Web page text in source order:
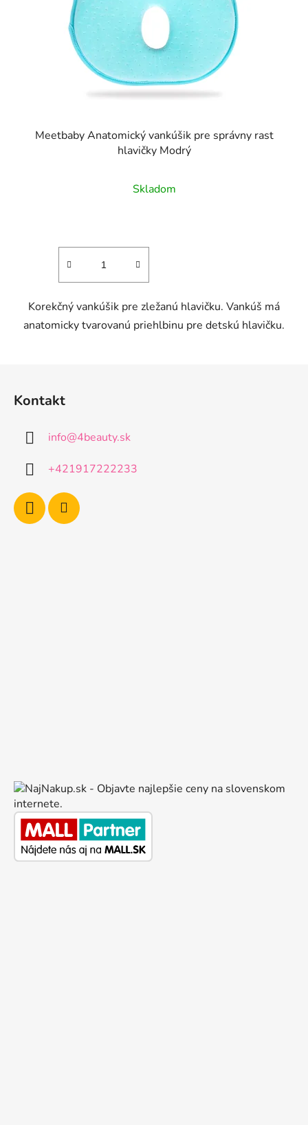
Meetbaby Anatomický vankúšik pre správny rast
hlavičky Modrý
hodnotenie
hviezdičiek.
Skladom
Korekčný vankúšik pre zležanú hlavičku. Vankúš má
anatomicky tvarovanú priehlbinu pre detskú hlavičku.
Kontakt
info@4beauty.sk
+421917222233